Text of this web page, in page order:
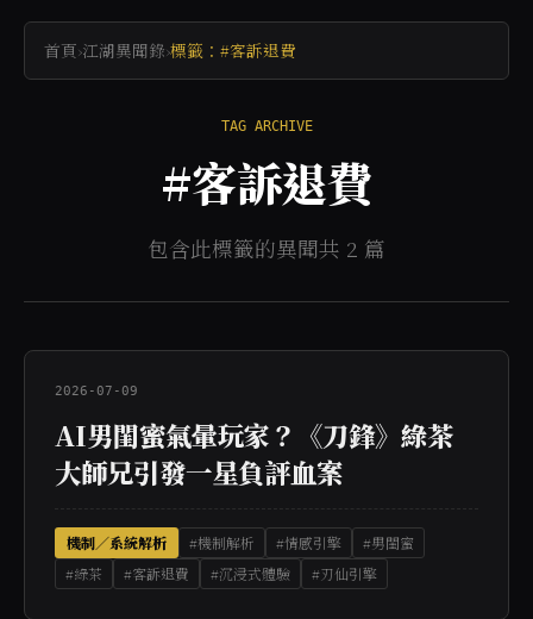
首頁›江湖異聞錄›標籤：#客訴退費
TAG ARCHIVE
#客訴退費
包含此標籤的異聞共 2 篇
2026-07-09
AI男閨蜜氣暈玩家？《刀鋒》綠茶
大師兄引發一星負評血案
機制／系統解析 #機制解析 #情感引擎
#男閨蜜
#綠茶
#客訴退費 #沉浸式體驗 #刃仙引擎